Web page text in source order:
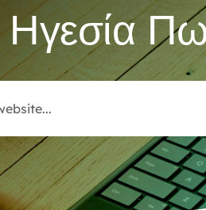
Ηγεσία